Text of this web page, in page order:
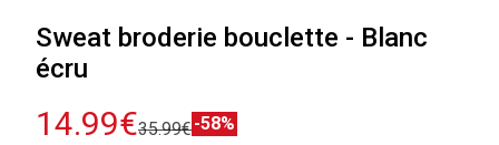
Sweat broderie bouclette - Blanc
écru
14.99€35.99€-58%